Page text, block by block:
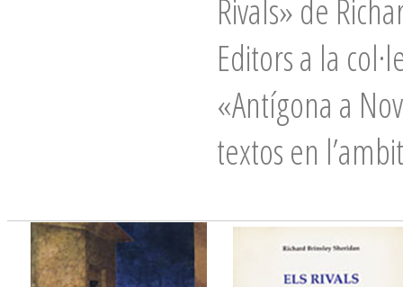
Rivals» de
Editors a la
«Antígona a
textos en